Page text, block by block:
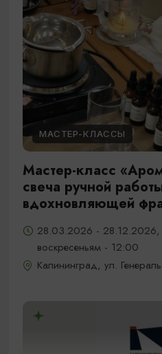
МАСТЕР-КЛАССЫ
Мастер-класс
свеча ручной
вдохновляющей
28.03.2026 - 28.12.2026,
воскресеньям - 12:00
Калининград, ул.